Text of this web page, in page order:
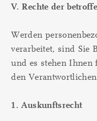
V. Rechte der
Werden
verarbeitet, sind Sie
und es stehen Ihnen
den
1. Auskunftsrecht